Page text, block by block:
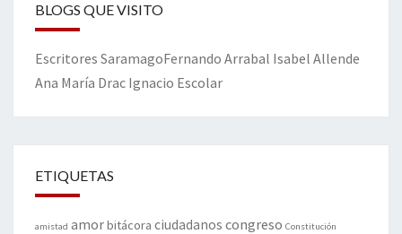
BLOGS QUE VISITO
Escritores SaramagoFernando Arrabal Isabel Allende
Ana María Drac Ignacio Escolar
ETIQUETAS
amistad amorbitácora ciudadanos congreso Constitución